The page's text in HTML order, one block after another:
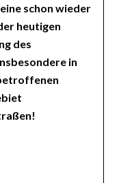
schon wieder
heutigen
des
in